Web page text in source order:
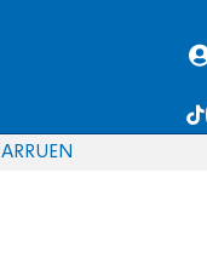
EN
RU
AR